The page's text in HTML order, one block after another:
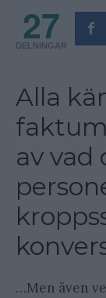
27
DELNINGAR
Alla
av vad
…Men även